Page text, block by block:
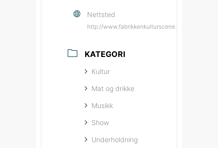
Nettsted
http://www.fabrikkenkulturscene.no/
KATEGORI
Kultur
Mat og drikke
Musikk
Show
Underholdning